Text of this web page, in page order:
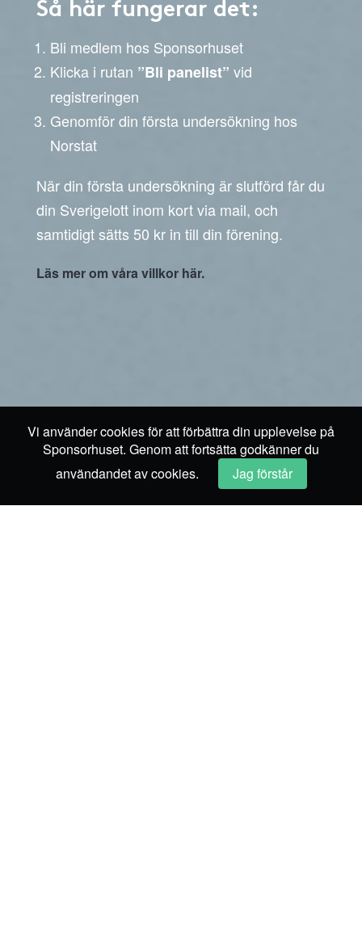
Så här fungerar det:
Bli medlem hos Sponsorhuset
Klicka i rutan ”Bli panelist” vid
registreringen
Genomför din första undersökning hos
Norstat
När din första undersökning är slutförd får du
din Sverigelott inom kort via mail, och
samtidigt sätts 50 kr in till din förening.
Läs mer om våra villkor här.
Vi använder cookies för att förbättra din upplevelse på
Sponsorhuset. Genom att fortsätta godkänner du
användandet av cookies.
Jag förstår